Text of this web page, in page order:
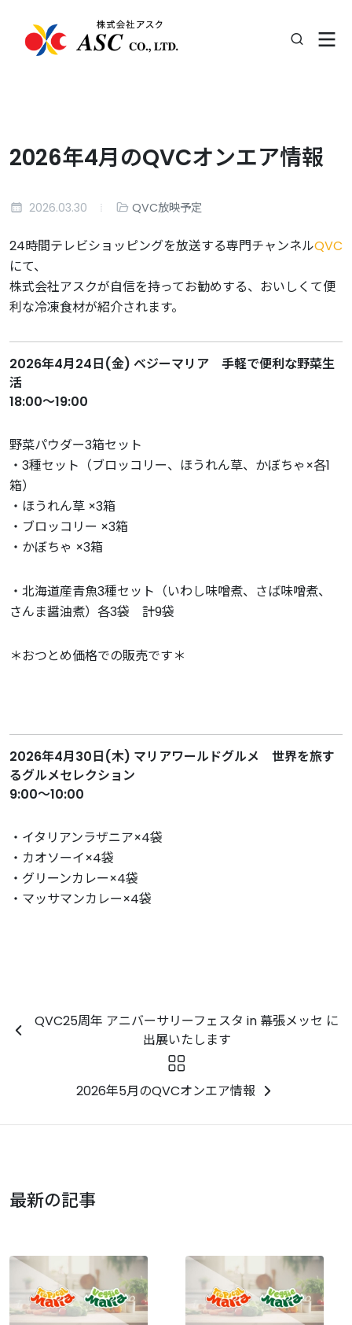
2026年4月のQVCオンエア情報
2026.03.30 QVC放映予定
24時間テレビショッピングを放送する専門チャンネルQVC
にて、
株式会社アスクが自信を持ってお勧めする、おいしくて便
利な冷凍食材が紹介されます。
2026年4月24日(金) ベジーマリア 手軽で便利な野菜生
活
18:00～19:00
野菜パウダー3箱セット
・3種セット（ブロッコリー、ほうれん草、かぼちゃ×各1
箱）
・ほうれん草 ×3箱
・ブロッコリー ×3箱
・かぼちゃ ×3箱
・北海道産青魚3種セット（いわし味噌煮、さば味噌煮、
さんま醤油煮）各3袋 計9袋
＊おつとめ価格での販売です＊
2026年4月30日(木) マリアワールドグルメ 世界を旅す
るグルメセレクション
9:00～10:00
・イタリアンラザニア×4袋
・カオソーイ×4袋
・グリーンカレー×4袋
・マッサマンカレー×4袋
QVC25周年 アニバーサリーフェスタ in 幕張メッセ に
出展いたします
2026年5月のQVCオンエア情報
最新の記事